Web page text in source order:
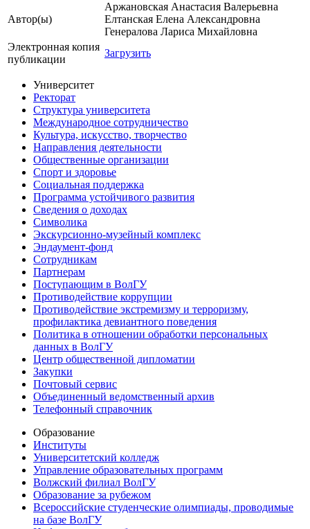
Автор(ы)
Аржановская Анастасия Валерьевна
Елтанская Елена Александровна
Генералова Лариса Михайловна
Электронная копия
публикации
Загрузить
Университет
Ректорат
Структура университета
Международное сотрудничество
Культура, искусство, творчество
Направления деятельности
Общественные организации
Спорт и здоровье
Социальная поддержка
Программа устойчивого развития
Сведения о доходах
Символика
Экскурсионно-музейный комплекс
Эндаумент-фонд
Сотрудникам
Партнерам
Поступающим в ВолГУ
Противодействие коррупции
Противодействие экстремизму и терроризму,
профилактика девиантного поведения
Политика в отношении обработки персональных
данных в ВолГУ
Центр общественной дипломатии
Закупки
Почтовый сервис
Объединенный ведомственный архив
Телефонный справочник
Образование
Институты
Университетский колледж
Управление образовательных программ
Волжский филиал ВолГУ
Образование за рубежом
Всероссийские студенческие олимпиады, проводимые
на базе ВолГУ